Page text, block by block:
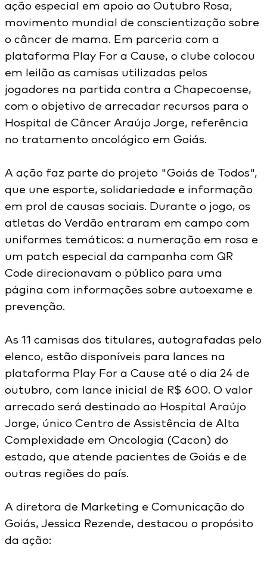
ação especial em apoio ao Outubro Rosa,
movimento mundial de conscientização sobre
o câncer de mama. Em parceria com a
plataforma Play For a Cause, o clube colocou
em leilão as camisas utilizadas pelos
jogadores na partida contra a Chapecoense,
com o objetivo de arrecadar recursos para o
Hospital de Câncer Araújo Jorge, referência
no tratamento oncológico em Goiás.
A ação faz parte do projeto "Goiás de Todos",
que une esporte, solidariedade e informação
em prol de causas sociais. Durante o jogo, os
atletas do Verdão entraram em campo com
uniformes temáticos: a numeração em rosa e
um patch especial da campanha com QR
Code direcionavam o público para uma
página com informações sobre autoexame e
prevenção.
As 11 camisas dos titulares, autografadas pelo
elenco, estão disponíveis para lances na
plataforma Play For a Cause até o dia 24 de
outubro, com lance inicial de R$ 600. O valor
arrecado será destinado ao Hospital Araújo
Jorge, único Centro de Assistência de Alta
Complexidade em Oncologia (Cacon) do
estado, que atende pacientes de Goiás e de
outras regiões do país.
A diretora de Marketing e Comunicação do
Goiás, Jessica Rezende, destacou o propósito
da ação: